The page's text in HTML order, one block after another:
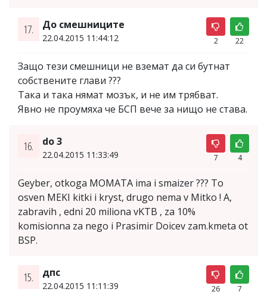
17. До смешниците
22.04.2015 11:44:12 2 22
Защо тези смешници не вземат да си бутнат
собствените глави ???
Така и така нямат мозък, и не им трябват.
Явно не проумяха че БСП вече за нищо не става.
16. do 3
22.04.2015 11:33:49 7 4
Geyber, otkoga MOMATA ima i smaizer ??? To
osven MEKI kitki i kryst, drugo nema v Mitko ! A,
zabravih , edni 20 miliona vKTB , za 10%
komisionna za nego i Prasimir Doicev zam.kmeta ot
BSP.
15. дпс
22.04.2015 11:11:39 26 7